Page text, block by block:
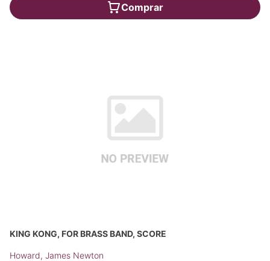
Comprar
KING KONG, FOR BRASS BAND, SCORE
Howard, James Newton